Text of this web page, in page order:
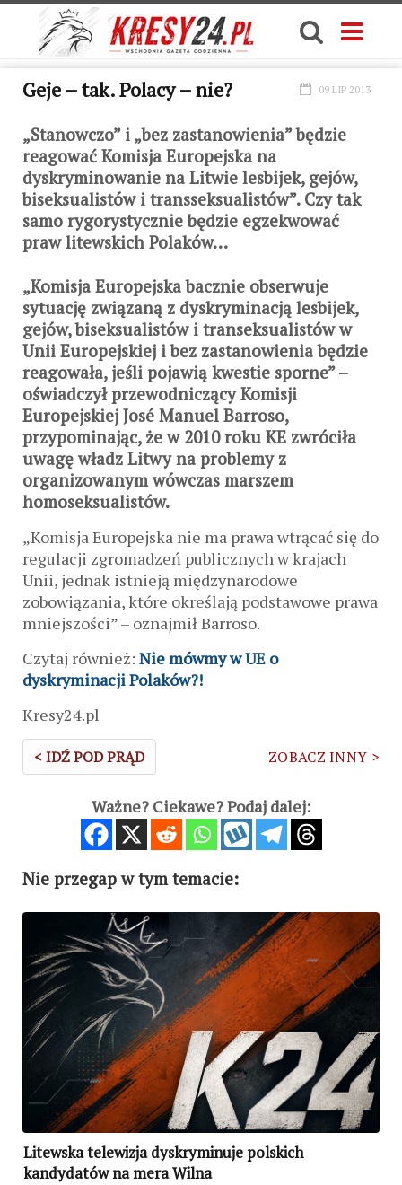
Geje – tak. Polacy – nie? 09 LIP 2013
„Stanowczo” i „bez zastanowienia” będzie
reagować Komisja Europejska na
dyskryminowanie na Litwie lesbijek, gejów,
biseksualistów i transseksualistów”. Czy tak
samo rygorystycznie będzie egzekwować
praw litewskich Polaków…
„Komisja Europejska bacznie obserwuje
sytuację związaną z dyskryminacją lesbijek,
gejów, biseksualistów i transeksualistów w
Unii Europejskiej i bez zastanowienia będzie
reagowała, jeśli pojawią kwestie sporne” –
oświadczył przewodniczący Komisji
Europejskiej José Manuel Barroso,
przypominając, że w 2010 roku KE zwróciła
uwagę władz Litwy na problemy z
organizowanym wówczas marszem
homoseksualistów.
„Komisja Europejska nie ma prawa wtrącać się do
regulacji zgromadzeń publicznych w krajach
Unii, jednak istnieją międzynarodowe
zobowiązania, które określają podstawowe prawa
mniejszości” – oznajmił Barroso.
Czytaj również: Nie mówmy w UE o
dyskryminacji Polaków?!
Kresy24.pl
< IDŹ POD PRĄD ZOBACZ INNY >
Ważne? Ciekawe? Podaj dalej:
Nie przegap w tym temacie:
Litewska telewizja dyskryminuje polskich
kandydatów na mera Wilna